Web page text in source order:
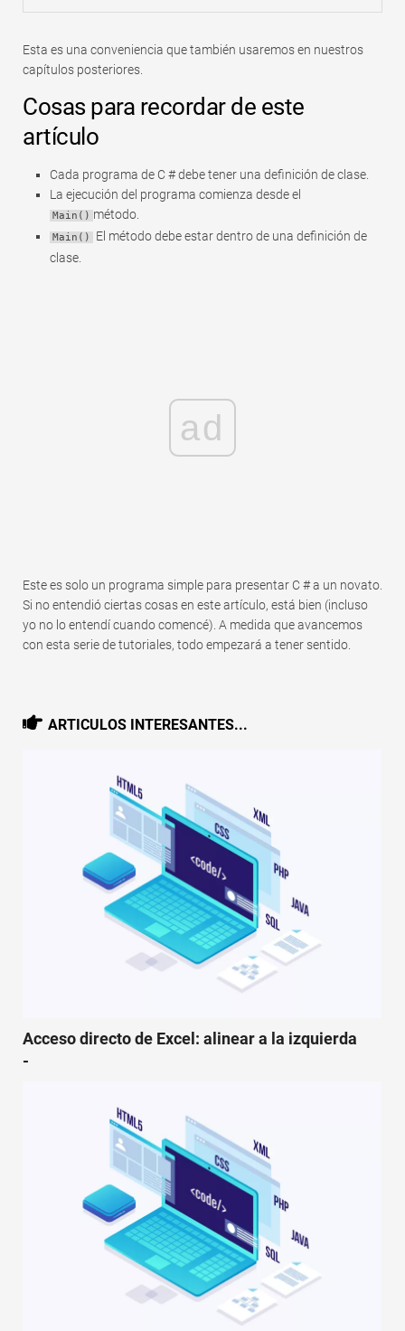
Esta es una conveniencia que también usaremos en nuestros
capítulos posteriores.
Cosas para recordar de este
artículo
Cada programa de C # debe tener una definición de clase.
La ejecución del programa comienza desde el
Main() método.
Main()
El método debe estar dentro de una definición de
clase.
ad
Este es solo un programa simple para presentar C # a un novato.
Si no entendió ciertas cosas en este artículo, está bien (incluso
yo no lo entendí cuando comencé). A medida que avancemos
con esta serie de tutoriales, todo empezará a tener sentido.
ARTICULOS INTERESANTES...
Acceso directo de Excel: alinear a la izquierda
-